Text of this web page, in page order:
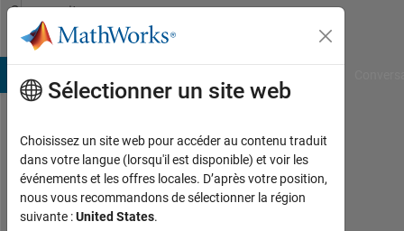
Passer au contenu
Community
Profile
Marcela
Matos
Last
Sélectionner un site web
Choisissez un site web pour accéder au contenu traduit
dans votre langue (lorsqu'il est disponible) et voir les
événements et les offres locales. D’après votre position,
nous vous recommandons de sélectionner la région
suivante :United States.